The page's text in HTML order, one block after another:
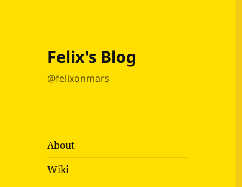
Felix's Blog
@felixonmars
About
Wiki